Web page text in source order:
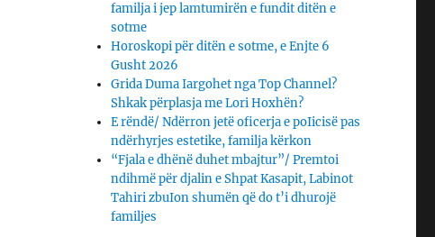
familja i jep lamtumirën e fundit ditën e
sotme
Horoskopi për ditën e sotme, e Enjte 6
Gusht 2026
Grida Duma Iargohet nga Top Channel?
Shkak përplasja me Lori Hoxhën?
E rëndë/ Ndërron jetë oficerja e poIicisë pas
ndërhyrjes estetike, familja kërkon
“Fjala e dhënë duhet mbajtur”/ Premtoi
ndihmë për djalin e Shpat Kasapit, Labinot
Tahiri zbuIon shumën që do t’i dhurojë
familjes